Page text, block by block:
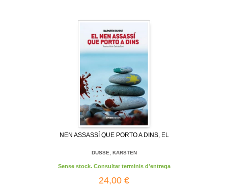
NEN ASSASSÍ QUE PORTO A DINS, EL
DUSSE, KARSTEN
Sense stock. Consultar terminis d'entrega
24,00 €